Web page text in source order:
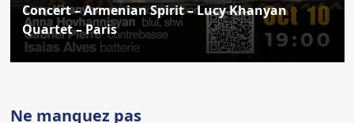
Concert – Armenian Spirit – Lucy Khanyan
Quartet – Paris
Ne manquez pas